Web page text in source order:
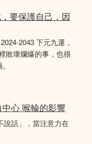
要保護自己，因
2043 下元九運，
敗壞爛爆的事，也很
心 喉輪的影響
說話」，當注意力在